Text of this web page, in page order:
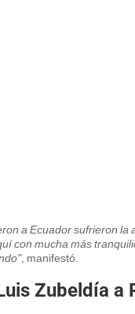
a Ecuador sufrieron la
con mucha más
, manifestó.
Zubeldía a